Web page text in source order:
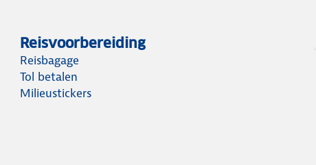
Reisvoorbereiding
Reisbagage
Tol betalen
Milieustickers